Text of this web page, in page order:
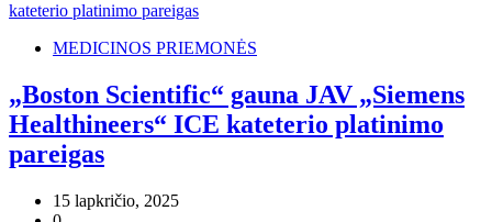
MEDICINOS PRIEMONĖS
„Boston Scientific“ gauna JAV „Siemens
Healthineers“ ICE kateterio platinimo
pareigas
15 lapkričio, 2025